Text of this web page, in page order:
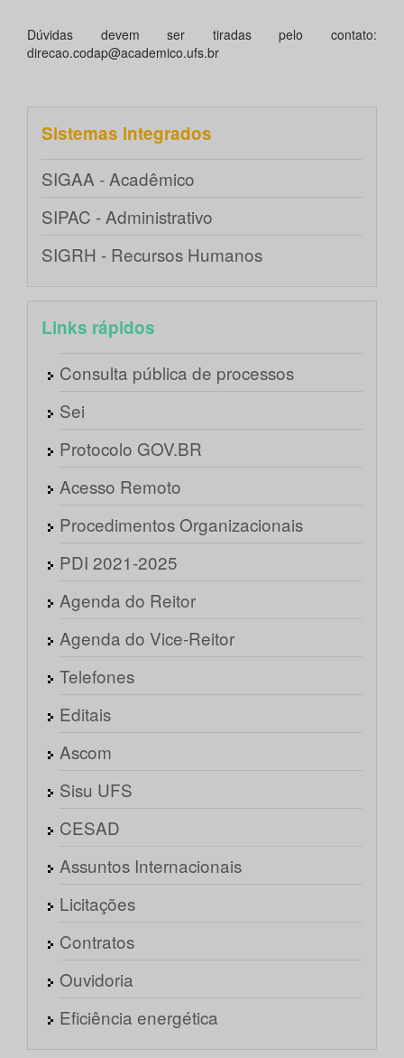
Dúvidas devem ser tiradas pelo contato:
direcao.codap@academico.ufs.br
Sistemas integrados
SIGAA - Acadêmico
SIPAC - Administrativo
SIGRH - Recursos Humanos
Links rápidos
Consulta pública de processos
Sei
Protocolo GOV.BR
Acesso Remoto
Procedimentos Organizacionais
PDI 2021-2025
Agenda do Reitor
Agenda do Vice-Reitor
Telefones
Editais
Ascom
Sisu UFS
CESAD
Assuntos Internacionais
Licitações
Contratos
Ouvidoria
Eficiência energética